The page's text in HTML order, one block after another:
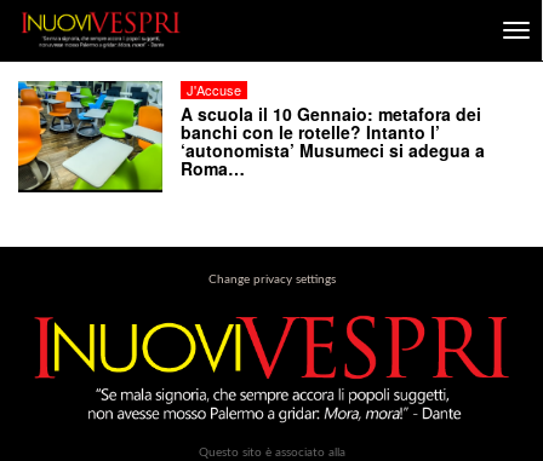
J'Accuse
A scuola il 10 Gennaio: metafora dei
banchi con le rotelle? Intanto l’
‘autonomista’ Musumeci si adegua a
Roma…
Change privacy settings
Questo sito è associato alla